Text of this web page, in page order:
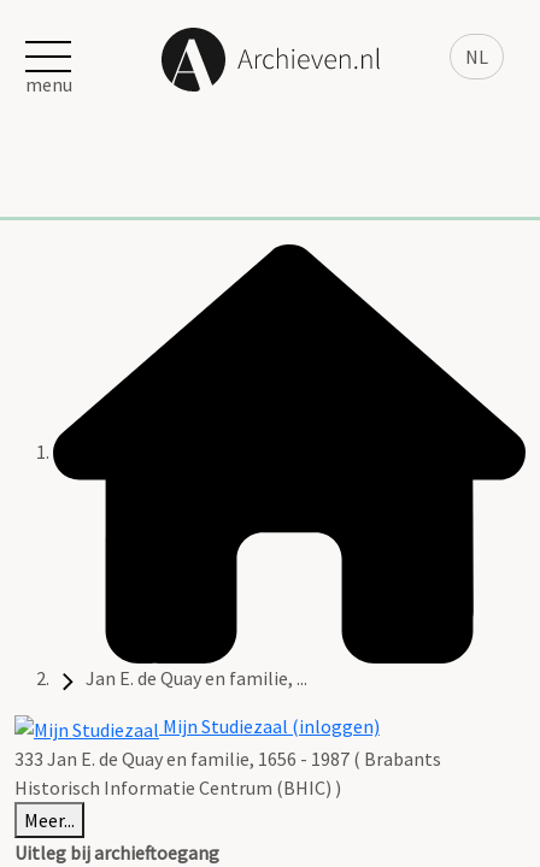
NL
menu
Jan E. de Quay en familie, ...
Mijn Studiezaal (inloggen)
333 Jan E. de Quay en familie, 1656 - 1987 ( Brabants
Historisch Informatie Centrum (BHIC) )
Meer...
Uitleg bij archieftoegang